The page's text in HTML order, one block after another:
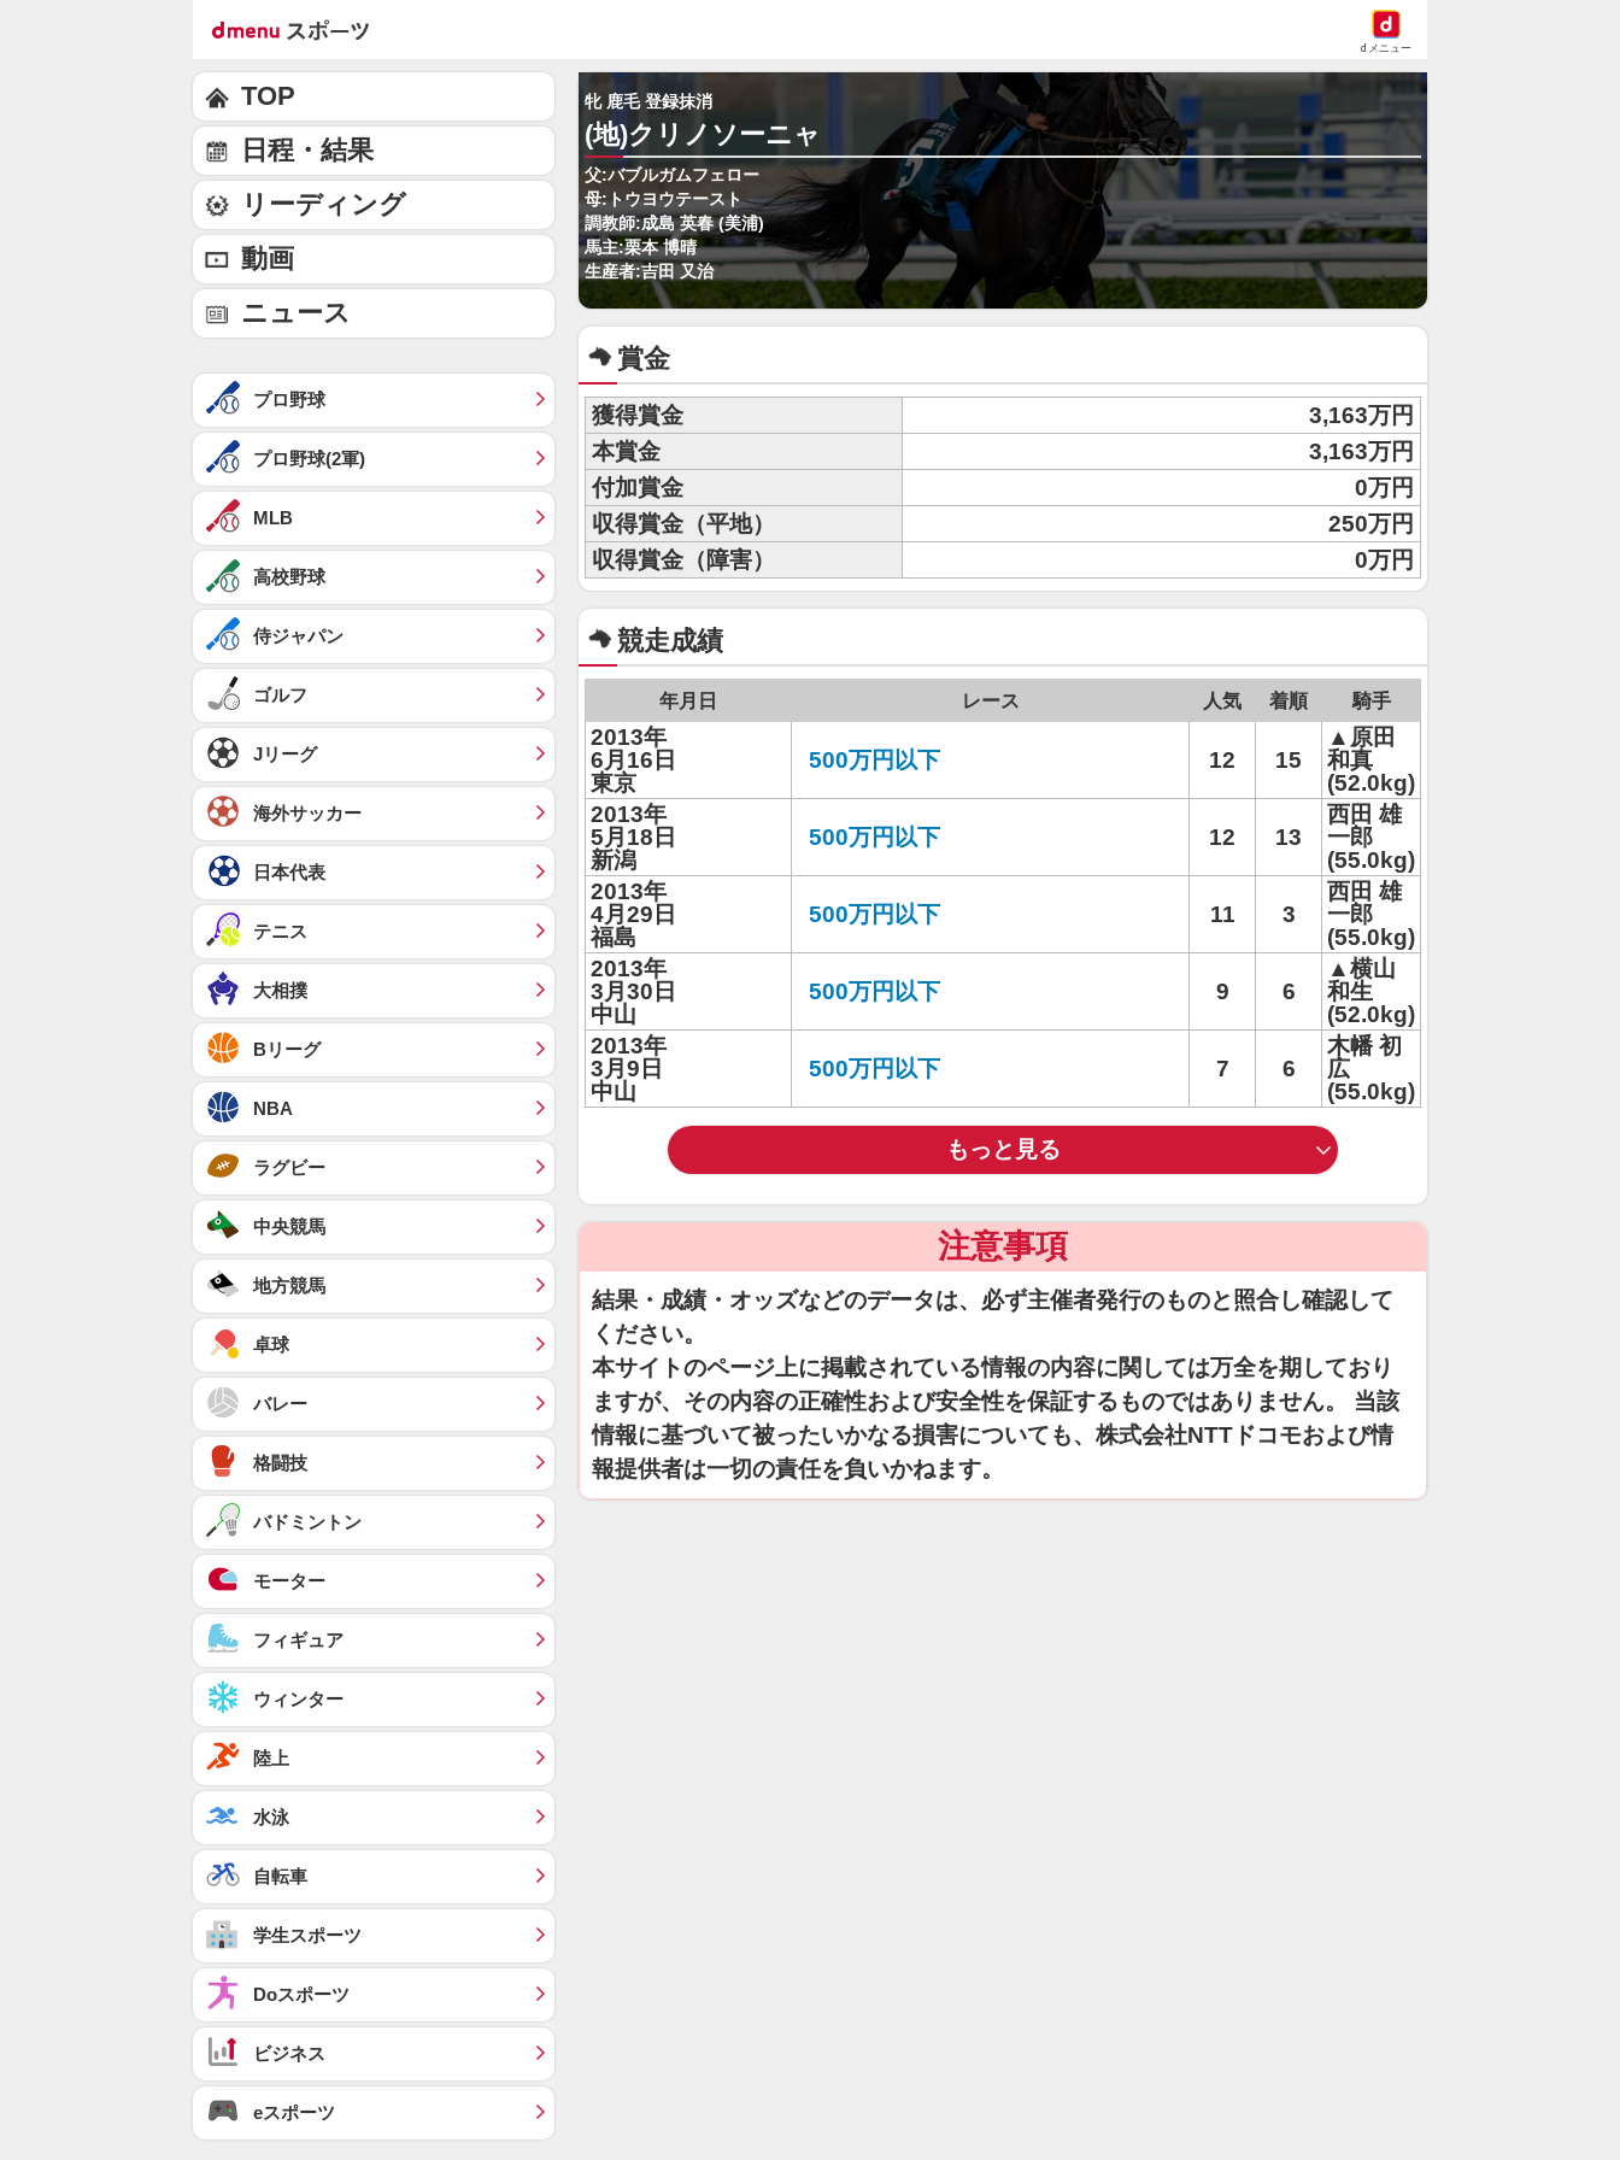
dメニュー
牝 鹿毛 登録抹消
(地)クリノソーニャ
父:バブルガムフェロー
母:トウヨウテースト
調教師:成島 英春 (美浦)
馬主:栗本 博晴
生産者:吉田 又治
賞金
獲得賞金
3,163万円
本賞金
3,163万円
付加賞金
0万円
収得賞金（平地）
250万円
収得賞金（障害）
0万円
競走成績
年月日 レース 人気 着順 騎手
2013年
6月16日
東京
500万円以下 12 15
▲原田
和真
(52.0kg)
2013年
5月18日
新潟
500万円以下 12 13
西田 雄
一郎
(55.0kg)
2013年
4月29日
福島
500万円以下 11 3
西田 雄
一郎
(55.0kg)
2013年
3月30日
中山
500万円以下 9 6
▲横山
和生
(52.0kg)
2013年
3月9日
中山
500万円以下 7 6
木幡 初
広
(55.0kg)
もっと見る
注意事項
結果・成績・オッズなどのデータは、必ず主催者発行のものと照合し確認して
ください。
本サイトのページ上に掲載されている情報の内容に関しては万全を期しており
ますが、その内容の正確性および安全性を保証するものではありません。 当該
情報に基づいて被ったいかなる損害についても、株式会社NTTドコモおよび情
報提供者は一切の責任を負いかねます。
TOP
日程・結果
リーディング
動画
ニュース
プロ野球
プロ野球(2軍)
MLB
高校野球
侍ジャパン
ゴルフ
Jリーグ
海外サッカー
日本代表
テニス
大相撲
Bリーグ
NBA
ラグビー
中央競馬
地方競馬
卓球
バレー
格闘技
バドミントン
モーター
フィギュア
ウィンター
陸上
水泳
自転車
学生スポーツ
Doスポーツ
ビジネス
eスポーツ